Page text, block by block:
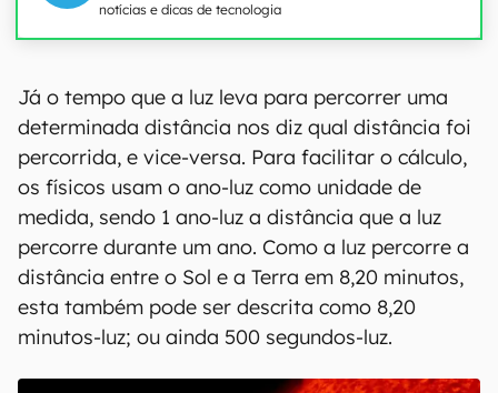
notícias e dicas de tecnologia
Já o tempo que a luz leva para percorrer uma
determinada distância nos diz qual distância foi
percorrida, e vice-versa. Para facilitar o cálculo,
os físicos usam o ano-luz como unidade de
medida, sendo 1 ano-luz a distância que a luz
percorre durante um ano. Como a luz percorre a
distância entre o Sol e a Terra em 8,20 minutos,
esta também pode ser descrita como 8,20
minutos-luz; ou ainda 500 segundos-luz.